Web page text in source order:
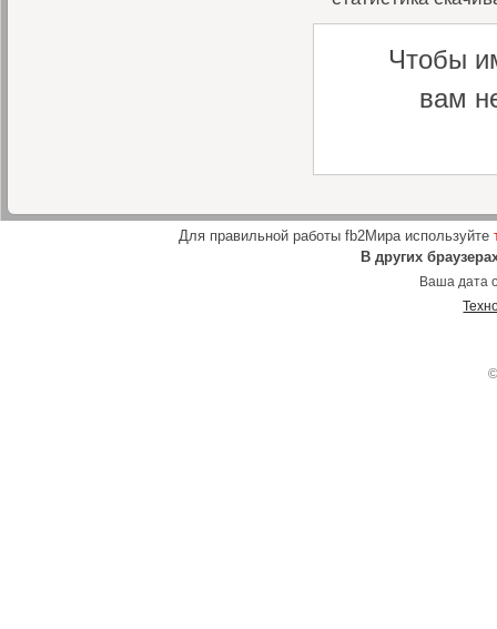
Чтобы
вам
Для правильной работы fb2Мира используйте
В других
Ваша дата